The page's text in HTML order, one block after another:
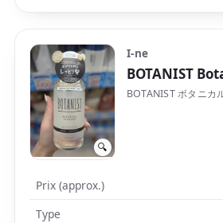
🔍
I-ne
BOTANIST
BOTANIST ボタニカ
Prix (approx.)
Type